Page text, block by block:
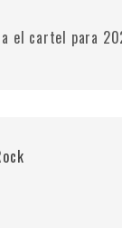
el cartel para